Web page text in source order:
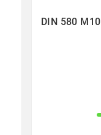
DIN 580 M10